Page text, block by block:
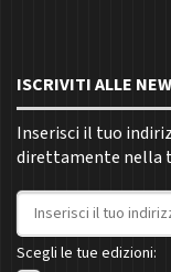
ISCRIVITI ALLE
Inserisci il tuo
direttamente nella
Indirizzo email
Scegli le tue edizioni: